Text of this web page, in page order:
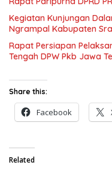
Kegiatan Kunjungan
Ngrampal Kabupaten
Rapat Persiapan
Tengah DPW Pkb Jawa
Share this:
Facebook
Related